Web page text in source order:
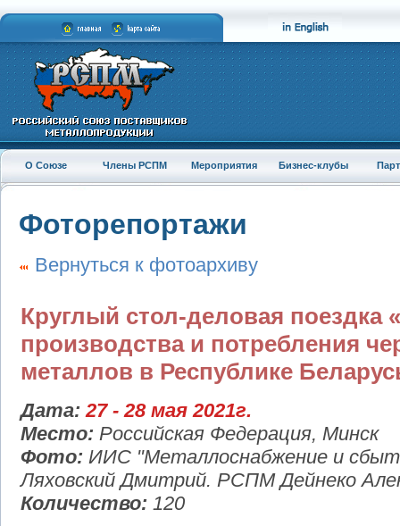
О Союзе Члены РСПМ Мероприятия Бизнес-клубы
Фоторепортажи
Вернуться к фотоархиву
Круглый стол-деловая поездка
производства и потребления
металлов в Республике
Дата: 27 - 28 мая 2021г.
Место: Российская Федерация, Минск
Фото: ИИС "Металлоснабжение и
Ляховский Дмитрий. РСПМ Дейнеко
Количество: 120